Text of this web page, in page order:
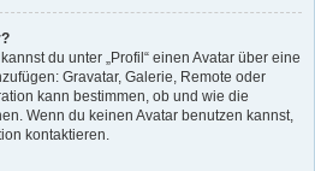
du unter „Profil“ einen Avatar über eine
Gravatar, Galerie, Remote oder
kann bestimmen, ob und wie die
Wenn du keinen Avatar benutzen kannst,
kontaktieren.